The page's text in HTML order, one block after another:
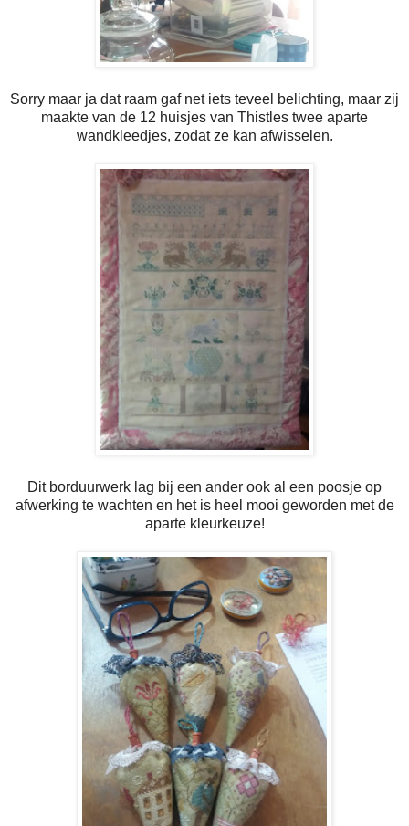
Sorry maar ja dat raam gaf net iets teveel belichting, maar zij
maakte van de 12 huisjes van Thistles twee aparte
wandkleedjes, zodat ze kan afwisselen.
Dit borduurwerk lag bij een ander ook al een poosje op
afwerking te wachten en het is heel mooi geworden met de
aparte kleurkeuze!